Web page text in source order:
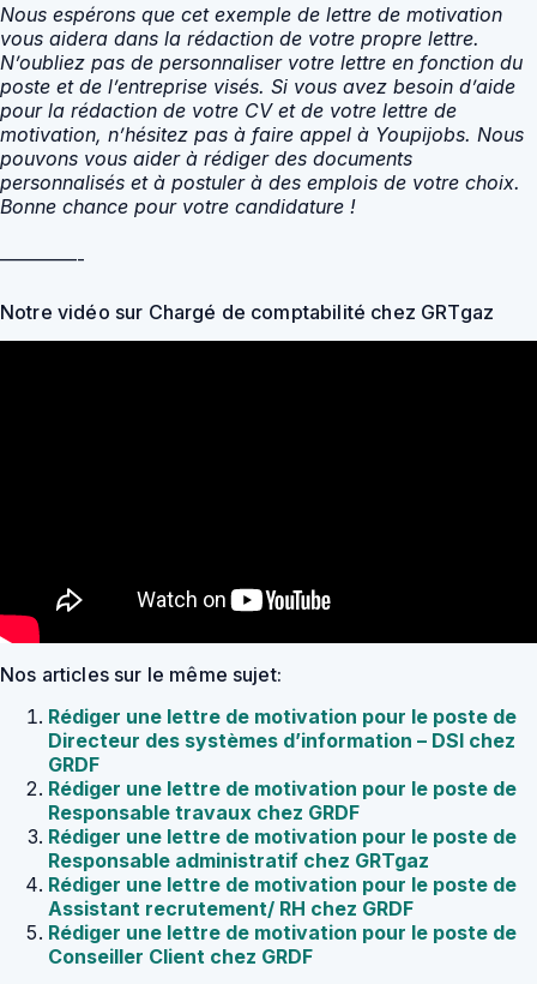
Nous espérons que cet exemple de lettre de motivation
vous aidera dans la rédaction de votre propre lettre.
N’oubliez pas de personnaliser votre lettre en fonction du
poste et de l’entreprise visés. Si vous avez besoin d’aide
pour la rédaction de votre CV et de votre lettre de
motivation, n’hésitez pas à faire appel à Youpijobs. Nous
pouvons vous aider à rédiger des documents
personnalisés et à postuler à des emplois de votre choix.
Bonne chance pour votre candidature !
————-
Notre vidéo sur Chargé de comptabilité chez GRTgaz
Nos articles sur le même sujet:
Rédiger une lettre de motivation pour le poste de
Directeur des systèmes d’information – DSI chez
GRDF
Rédiger une lettre de motivation pour le poste de
Responsable travaux chez GRDF
Rédiger une lettre de motivation pour le poste de
Responsable administratif chez GRTgaz
Rédiger une lettre de motivation pour le poste de
Assistant recrutement/ RH chez GRDF
Rédiger une lettre de motivation pour le poste de
Conseiller Client chez GRDF